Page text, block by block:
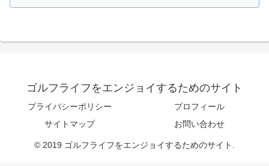
ゴルフライフをエンジョイするためのサイト
プライバシーポリシー
プロフィール
サイトマップ
お問い合わせ
© 2019 ゴルフライフをエンジョイするためのサイト.